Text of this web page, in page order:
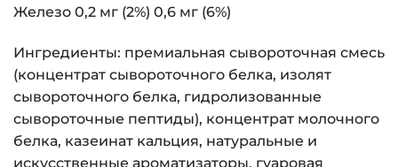
Железо 0,2 мг (2%) 0,6 мг (6%)
Ингредиенты: премиальная сывороточная смесь
(концентрат сывороточного белка, изолят
сывороточного белка, гидролизованные
сывороточные пептиды), концентрат молочного
белка, казеинат кальция, натуральные и
искусственные ароматизаторы, гуаровая